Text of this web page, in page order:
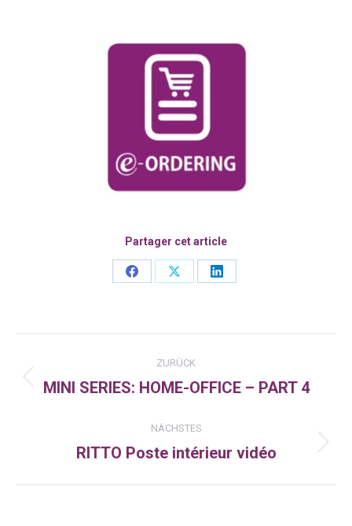
Partager cet article
Share
Share
Share
Kommentarnavigation
ZURÜCK
Vorheriger
MINI SERIES: HOME-OFFICE – PART 4
NÄCHSTES
Nächster
RITTO Poste intérieur vidéo